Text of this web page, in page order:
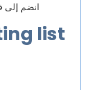
انضم إلى
list